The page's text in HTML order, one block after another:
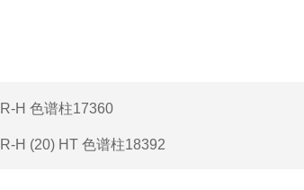
H 色谱柱17360
H (20) HT 色谱柱18392